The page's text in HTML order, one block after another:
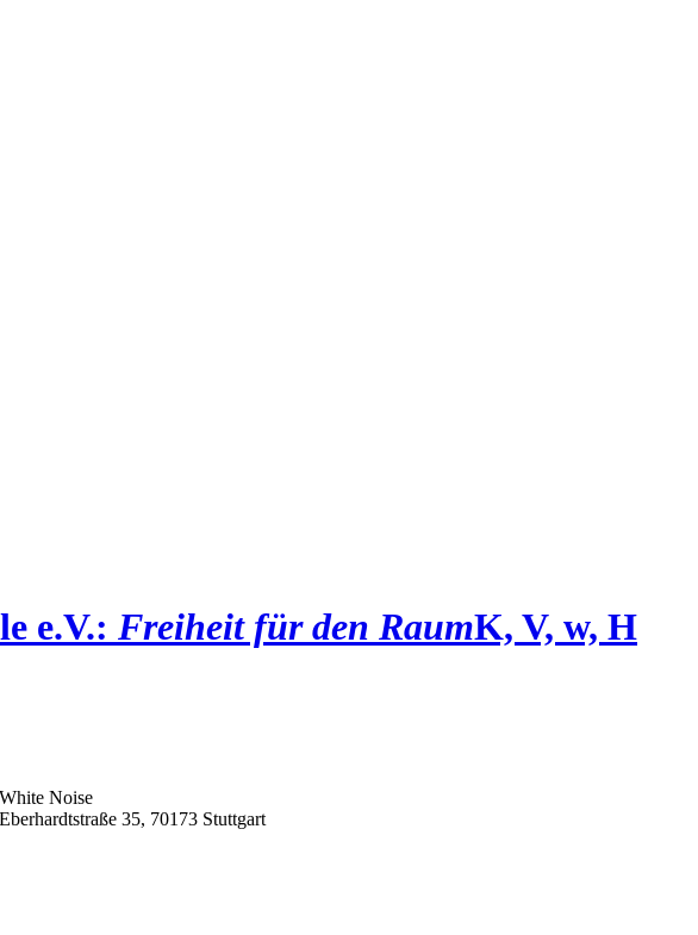
e.V.: Freiheit für den RaumK, V, w, H
White Noise
Eberhardtstraße 35, 70173 Stuttgart